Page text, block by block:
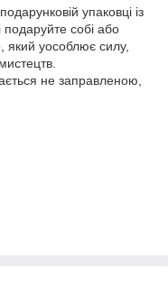
упаковці із
собі або
який уособлює силу,
не заправленою,